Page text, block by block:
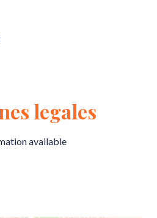
legales
available